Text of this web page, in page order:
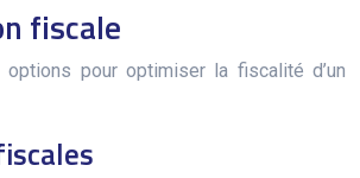
fiscale
pour optimiser la fiscalité d’un